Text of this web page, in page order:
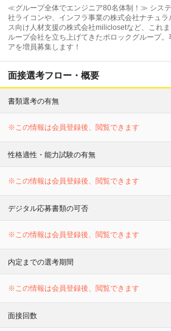
≪グループ全体でエンジニア80名体制！≫ シス
社ライコンや、インフラ事業の株式会社ナチュ
ス向け人材支援の株式会社miliclosetなど、これ
ループ会社を立ち上げてきたポロックグループ
アを増員募集します！
面接選考フロー・概要
書類選考の有無
※この情報は会員登録後、閲覧できます
性格適性・能力試験の有無
※この情報は会員登録後、閲覧できます
デジタル応募書類の可否
※この情報は会員登録後、閲覧できます
内定までの選考期間
※この情報は会員登録後、閲覧できます
面接回数